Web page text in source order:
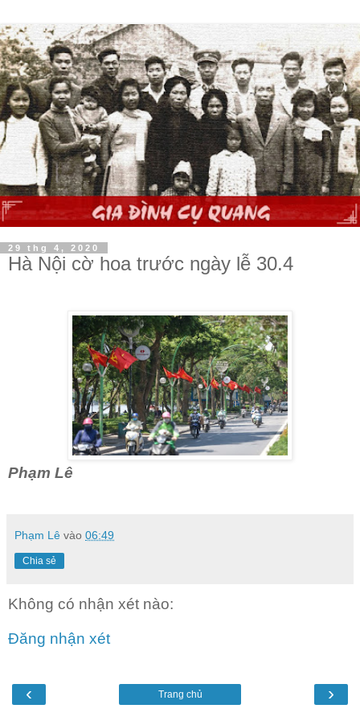
29 thg 4, 2020
Hà Nội cờ hoa trước ngày lễ 30.4
Phạm Lê
Phạm Lê vào 06:49
Chia sẻ
Không có nhận xét nào:
Đăng nhận xét
‹ ›
Trang chủ